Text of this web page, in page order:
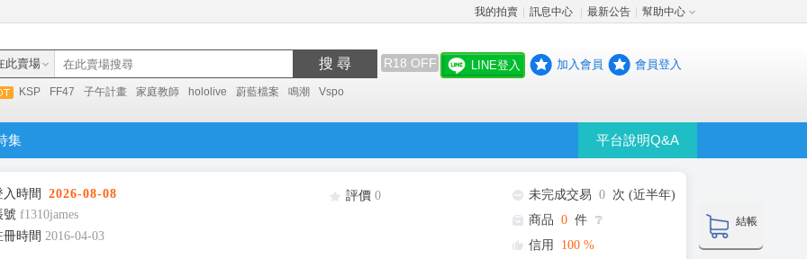
我的拍賣 訊息中心 最新公告 幫助中心
此賣場 搜 尋 R18 OFF
KSP FF47 子午計畫 家庭教師 hololive 蔚藍檔案 鳴潮 Vspo
LINE登入 加入會員 會員登入
集 平台說明Q&A
結帳
時間
2026-08-08
號 f1310james
時間 2016-04-03
評價 0 未完成交易 0 次 (近半年)
商品 0 件 ❔
信用
100 %